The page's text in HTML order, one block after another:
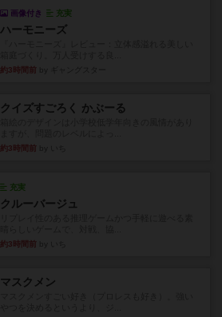
画像付き 充実
ハーモニーズ
約3時間前
クイズすごろく かぶーる
約3時間前
充実
クルーバージュ
約3時間前
マスクメン